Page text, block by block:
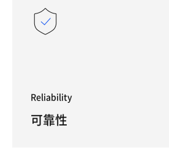
Reliability
可靠性